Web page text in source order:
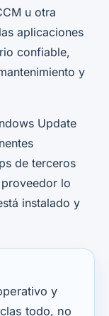
u otra
aplicaciones
confiable,
y
Update
de terceros
lo
instalado y
y
todo, no